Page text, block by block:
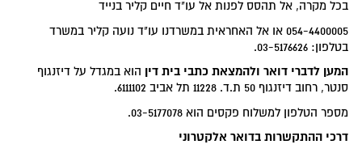
בכל מקרה, אל תהסס לפנות אל עו"ד חיים קליר בנייד
054-4400005 או אל האחראית במשרדנו עו"ד נועה קליר במשרד
בטלפון: 03-5176626.
המען לדברי דואר ולהמצאת כתבי בית דין הוא במגדל על דיזנגוף
סנטר, רחוב דיזנגוף 50 ת.ד. 11228 תל אביב 6111102.
מספר הטלפון למשלוח פקסים הוא 03-5177078.
דרכי ההתקשרות בדואר אלקטרוני